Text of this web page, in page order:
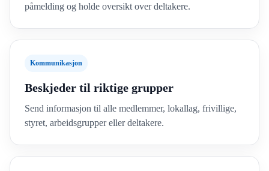
påmelding og holde oversikt over deltakere.
Kommunikasjon
Beskjeder til riktige grupper
Send informasjon til alle medlemmer, lokallag, frivillige,
styret, arbeidsgrupper eller deltakere.